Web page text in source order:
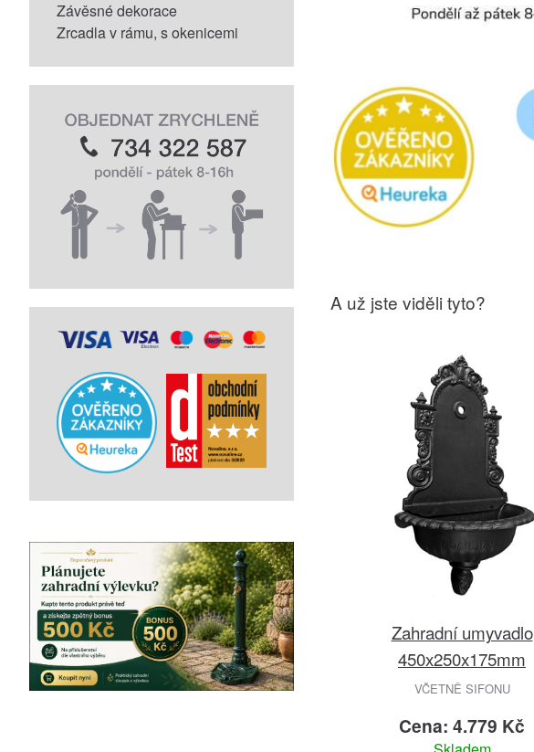
Závěsné dekorace
Zrcadla v rámu, s okenicemi
A už jste viděli tyto?
Zahradní umyvadlo
450x250x175mm
VČETNĚ SIFONU
Cena: 4.779 Kč